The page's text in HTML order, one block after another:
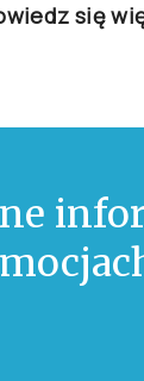
się